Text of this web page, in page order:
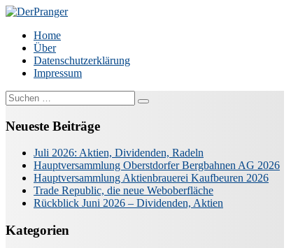
Zum
springen
DerPranger
Finanzen, Freiheit, Prangerei
Home
Über
Datenschutzerklärung
Impressum
Suche
nach:
Neueste Beiträge
Juli 2026: Aktien, Dividenden, Radeln
Hauptversammlung Oberstdorfer Bergbahnen AG 2026
Hauptversammlung Aktienbrauerei Kaufbeuren 2026
Trade Republic, die neue Weboberfläche
Rückblick Juni 2026 – Dividenden, Aktien
Kategorien